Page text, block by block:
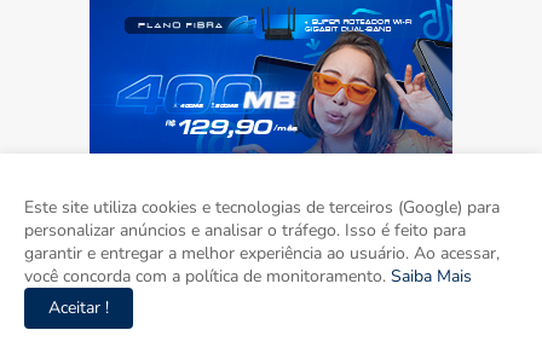
Este site utiliza cookies e tecnologias de terceiros (Google) para
personalizar anúncios e analisar o tráfego. Isso é feito para
garantir e entregar a melhor experiência ao usuário. Ao acessar,
você concorda com a política de monitoramento. Saiba Mais
Aceitar !